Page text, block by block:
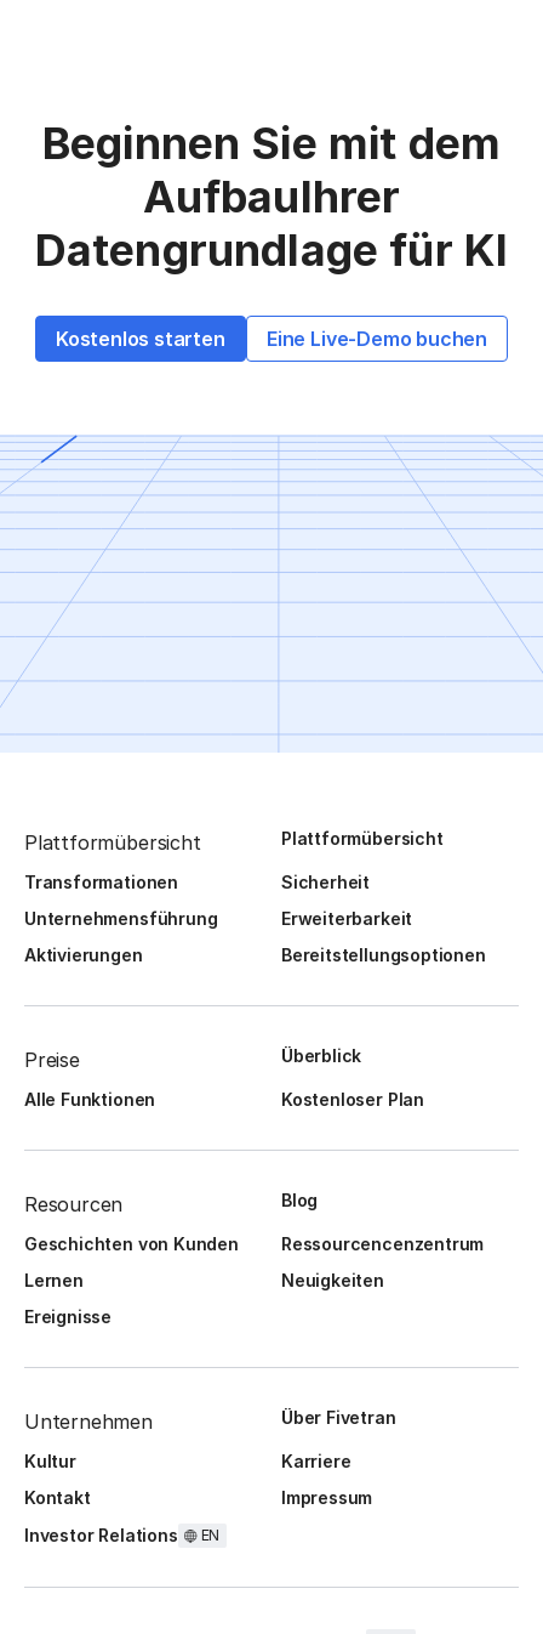
Beginnen Sie mit dem
AufbauIhrer
Datengrundlage für KI
Kostenlos starten Eine Live-Demo buchen
Plattformübersicht Plattformübersicht
Transformationen
Sicherheit
Unternehmensführung
Erweiterbarkeit
Aktivierungen
Bereitstellungsoptionen
Preise Überblick
Alle Funktionen Kostenloser Plan
Resourcen Blog
Geschichten von Kunden
Ressourcencenzentrum
Lernen
Neuigkeiten
Ereignisse
Unternehmen Über Fivetran
Kultur
Karriere
Kontakt
Impressum
Investor Relations
EN